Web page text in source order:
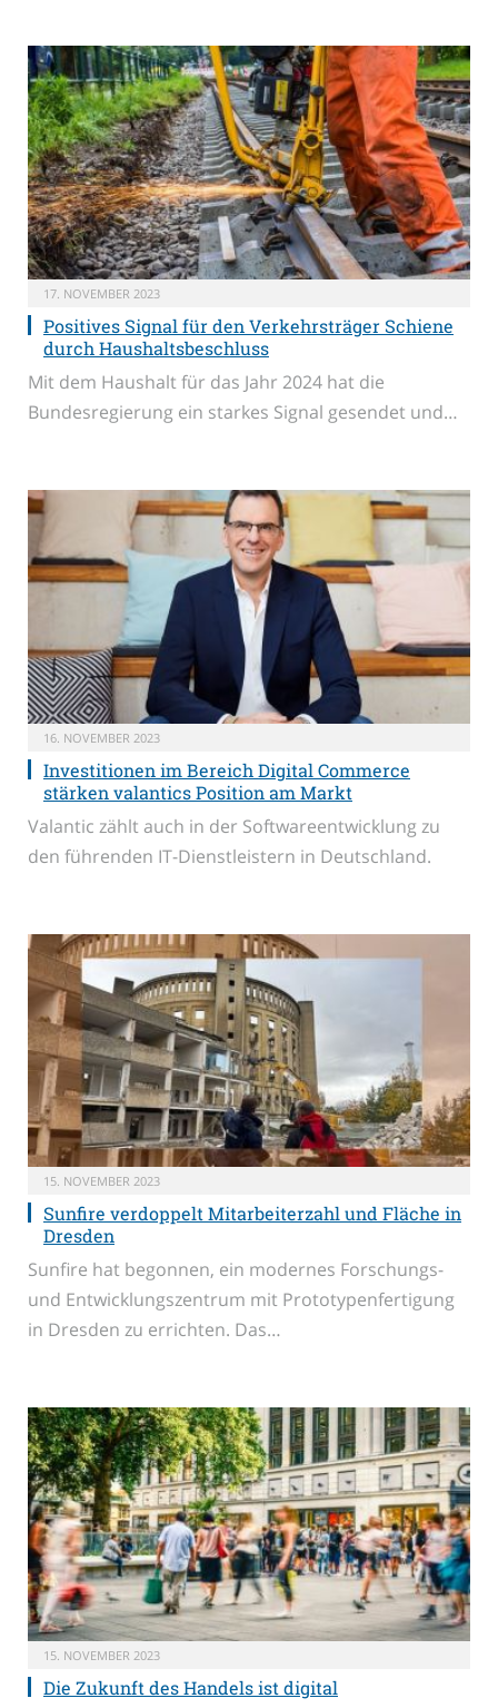
17. NOVEMBER 2023
Positives Signal für den Verkehrsträger Schiene
durch Haushaltsbeschluss
Mit dem Haushalt für das Jahr 2024 hat die
Bundesregierung ein starkes Signal gesendet und…
16. NOVEMBER 2023
Investitionen im Bereich Digital Commerce
stärken valantics Position am Markt
Valantic zählt auch in der Softwareentwicklung zu
den führenden IT-Dienstleistern in Deutschland.
15. NOVEMBER 2023
Sunfire verdoppelt Mitarbeiterzahl und Fläche in
Dresden
Sunfire hat begonnen, ein modernes Forschungs-
und Entwicklungszentrum mit Prototypenfertigung
in Dresden zu errichten. Das…
15. NOVEMBER 2023
Die Zukunft des Handels ist digital